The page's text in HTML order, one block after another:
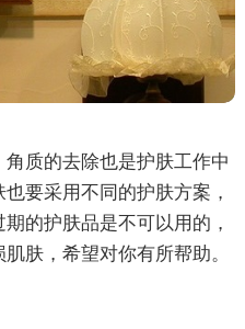
质的去除也是护肤工作中
要采用不同的护肤方案，
的护肤品是不可以用的，
肤，希望对你有所帮助。